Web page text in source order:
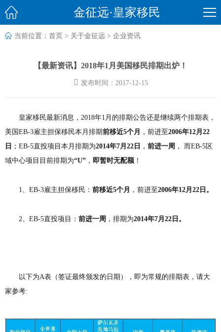
 金征远·皇家移民
 当前位置： 首页 > 关于金征远 > 企业资讯
【最新资讯】2018年1月美国移民排期出炉！
 发布时间：2017-12-15
皇家移民最新消息，2018年1月的排期公告还是继续两个排期表，
美国EB-3雇主担保移民本月排期前移近5个月 ，前进至2006年12月22
日 ；EB-5直投项目本月排期为2014年7月22日 ， 前进一周 ， 而EB-5区
域中心项目目前排期为“U” ， 即暂时无配额 ！
1、EB-3雇主担保移民： 前移近5个月 ，前进至2006年12月22日。
2、EB-5直投项目： 前进一周 ，排期为2014年7月22日。
以下为A表（签证最终颁发的日期），即为常规的排期表，请大
家参考: